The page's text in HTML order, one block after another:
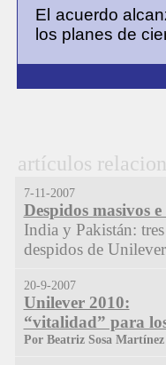
El acuerdo
los planes de
artículos
7-11-2007
Despidos masivos
India y Pakistán:
despidos de Unilever
20-9-2007
Unilever 2010:
“vitalidad” para
Por Beatriz Sosa